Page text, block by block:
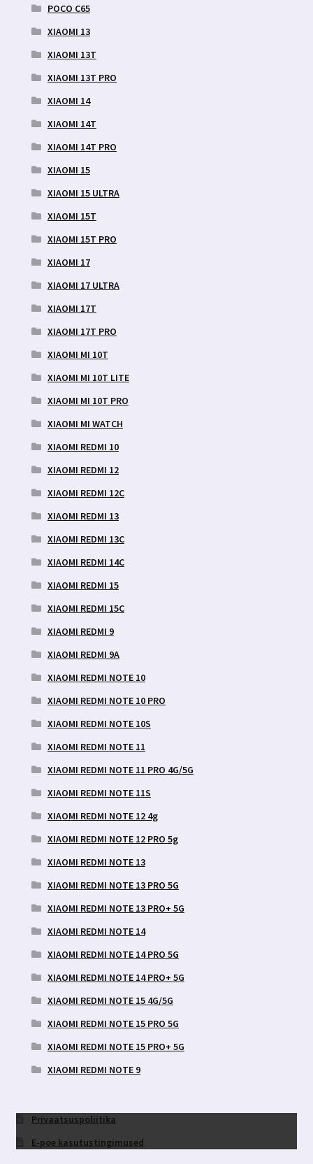
POCO C65
XIAOMI 13
XIAOMI 13T
XIAOMI 13T PRO
XIAOMI 14
XIAOMI 14T
XIAOMI 14T PRO
XIAOMI 15
XIAOMI 15 ULTRA
XIAOMI 15T
XIAOMI 15T PRO
XIAOMI 17
XIAOMI 17 ULTRA
XIAOMI 17T
XIAOMI 17T PRO
XIAOMI MI 10T
XIAOMI MI 10T LITE
XIAOMI MI 10T PRO
XIAOMI MI WATCH
XIAOMI REDMI 10
XIAOMI REDMI 12
XIAOMI REDMI 12C
XIAOMI REDMI 13
XIAOMI REDMI 13C
XIAOMI REDMI 14C
XIAOMI REDMI 15
XIAOMI REDMI 15C
XIAOMI REDMI 9
XIAOMI REDMI 9A
XIAOMI REDMI NOTE 10
XIAOMI REDMI NOTE 10 PRO
XIAOMI REDMI NOTE 10S
XIAOMI REDMI NOTE 11
XIAOMI REDMI NOTE 11 PRO 4G/5G
XIAOMI REDMI NOTE 11S
XIAOMI REDMI NOTE 12 4g
XIAOMI REDMI NOTE 12 PRO 5g
XIAOMI REDMI NOTE 13
XIAOMI REDMI NOTE 13 PRO 5G
XIAOMI REDMI NOTE 13 PRO+ 5G
XIAOMI REDMI NOTE 14
XIAOMI REDMI NOTE 14 PRO 5G
XIAOMI REDMI NOTE 14 PRO+ 5G
XIAOMI REDMI NOTE 15 4G/5G
XIAOMI REDMI NOTE 15 PRO 5G
XIAOMI REDMI NOTE 15 PRO+ 5G
XIAOMI REDMI NOTE 9
Privaatsuspoliitika
E-poe kasutustingimused